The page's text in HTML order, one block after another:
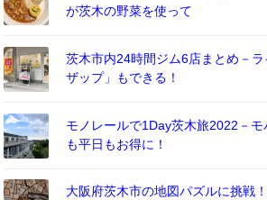
が茨木の野菜を使って
茨木市内24時間ジム6店まとめ－
ザップ」もできる！
モノレールで1Day茨木旅2022－
も平日もお得に！
大阪府茨木市の地図パズルに挑戦